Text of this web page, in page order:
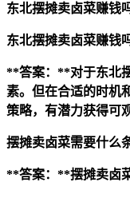
东北摆摊卖卤菜赚钱
东北摆摊卖卤菜赚钱
**答案：**对于东北
素。但在合适的时机
策略，有潜力获得可
摆摊卖卤菜需要什么
**答案：**摆摊卖卤